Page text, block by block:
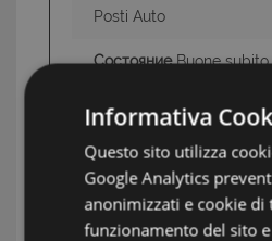
Posti Auto
СостояниеBuone
ИНФОРМАЦИЯ: ЗАЛИВ ПОЭТОВ
TAG: Элитные дома и
Informativa
Questo sito utilizza
Google Analytics
anonimizzati e cookie di
funzionamento del sito